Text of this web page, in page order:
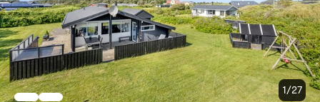
1/27